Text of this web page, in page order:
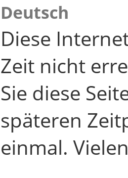
Deutsch
Diese
Zeit nicht
Sie diese
späteren
einmal.